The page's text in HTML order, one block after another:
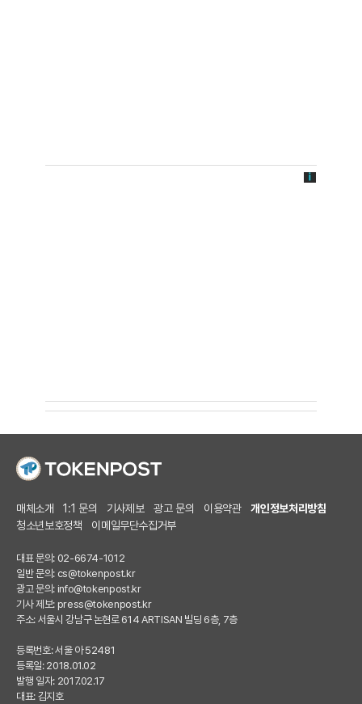
매체소개 1:1 문의 기사제보 광고 문의 이용약관
개인정보처리방침
청소년보호정책
이메일무단수집거부
대표 문의: 02-6674-1012
일반 문의: cs@tokenpost.kr
광고 문의: info@tokenpost.kr
기사 제보: press@tokenpost.kr
주소: 서울시 강남구 논현로 614 ARTISAN 빌딩 6층, 7층
등록번호: 서울 아 52481
등록일: 2018.01.02
발행 일자: 2017.02.17
대표: 김지호